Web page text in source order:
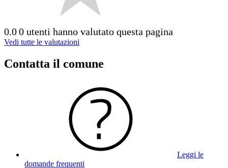
0.00 utenti hanno valutato questa pagina
Vedi tutte le valutazioni
Contatta il comune
Leggi le
domande frequenti